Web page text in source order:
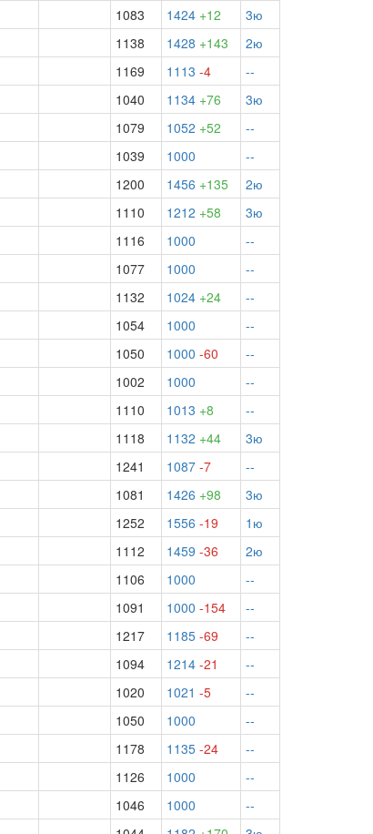
1083 1424 +12
3ю
1138 1428 +143
2ю
1169 1113 -4
--
1040 1134 +76
3ю
1079 1052 +52
--
1039 1000
--
1200 1456 +135
2ю
1110 1212 +58
3ю
1116 1000
--
1077 1000
--
1132 1024 +24
--
1054 1000
--
1050 1000 -60
--
1002 1000
--
1110 1013 +8
--
1118 1132 +44
3ю
1241 1087 -7
--
1081 1426 +98
3ю
1252 1556 -19
1ю
1112 1459 -36
2ю
1106 1000
--
1091 1000 -154
--
1217 1185 -69
--
1094 1214 -21
--
1020 1021 -5
--
1050 1000
--
1178 1135 -24
--
1126 1000
--
1046 1000
--